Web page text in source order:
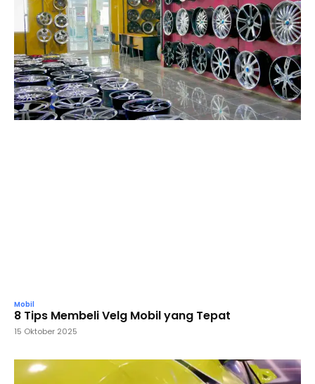
Mobil
8 Tips Membeli Velg Mobil yang Tepat
15 Oktober 2025